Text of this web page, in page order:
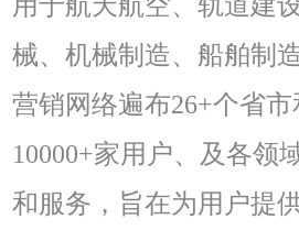
械、机械制造、船舶制
营销网络遍布26+个省
10000+家用户、及各领
和服务，旨在为用户提